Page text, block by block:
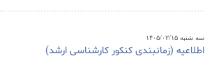
سه شنبه ۱۴۰۵/۰۲/۱۵
اطلاعیه (زمانبندی کنکور کارشناسی ارشد)